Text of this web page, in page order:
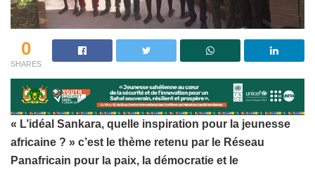
0
SHARES
« L’idéal Sankara, quelle inspiration pour la jeunesse
africaine ? » c’est le thème retenu par le Réseau
Panafricain pour la paix, la démocratie et le